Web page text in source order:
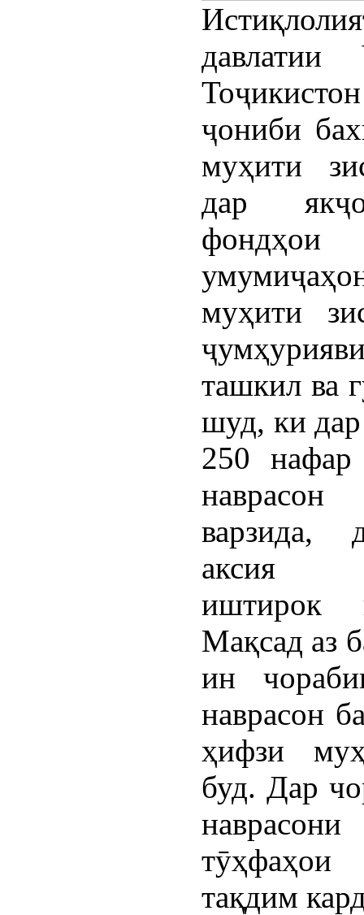
давлатии
ҷониби
муҳити
дар
фондҳои
муҳити
ташкил ва
шуд, ки
250 нафар
варзида,
аксия
иштирок
Мақсад аз
ин
наврасон
ҳифзи
буд. Дар
тӯҳфаҳои
тақдим